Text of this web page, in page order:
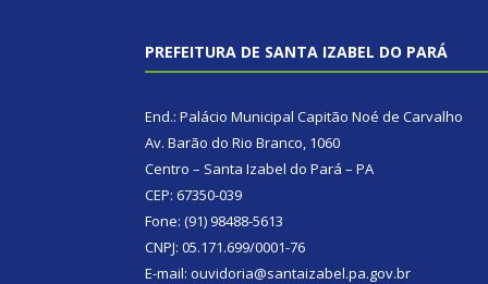
PREFEITURA DE SANTA IZABEL DO PARÁ
End.: Palácio Municipal Capitão Noé de Carvalho
Av. Barão do Rio Branco, 1060
Centro – Santa Izabel do Pará – PA
CEP: 67350-039
Fone: (91) 98488-5613
CNPJ: 05.171.699/0001-76
E-mail: ouvidoria@santaizabel.pa.gov.br